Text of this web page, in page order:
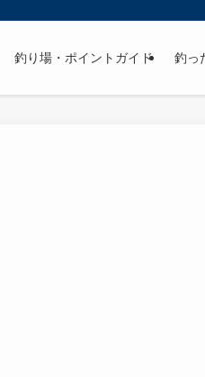
釣り場・ポイントガイド 釣っ